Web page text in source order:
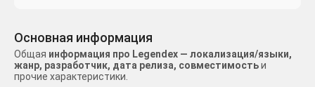
Основная информация
Общая информация про Legendex — локализация/языки,
жанр, разработчик, дата релиза, совместимостьи
прочие характеристики.